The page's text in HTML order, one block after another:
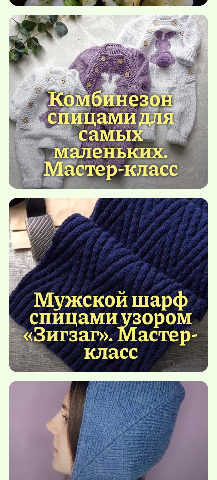
Комбинезон
спицами для
самых
маленьких.
Мастер-класс
Мужской шарф
спицами узором
«Зигзаг». Мастер-
класс